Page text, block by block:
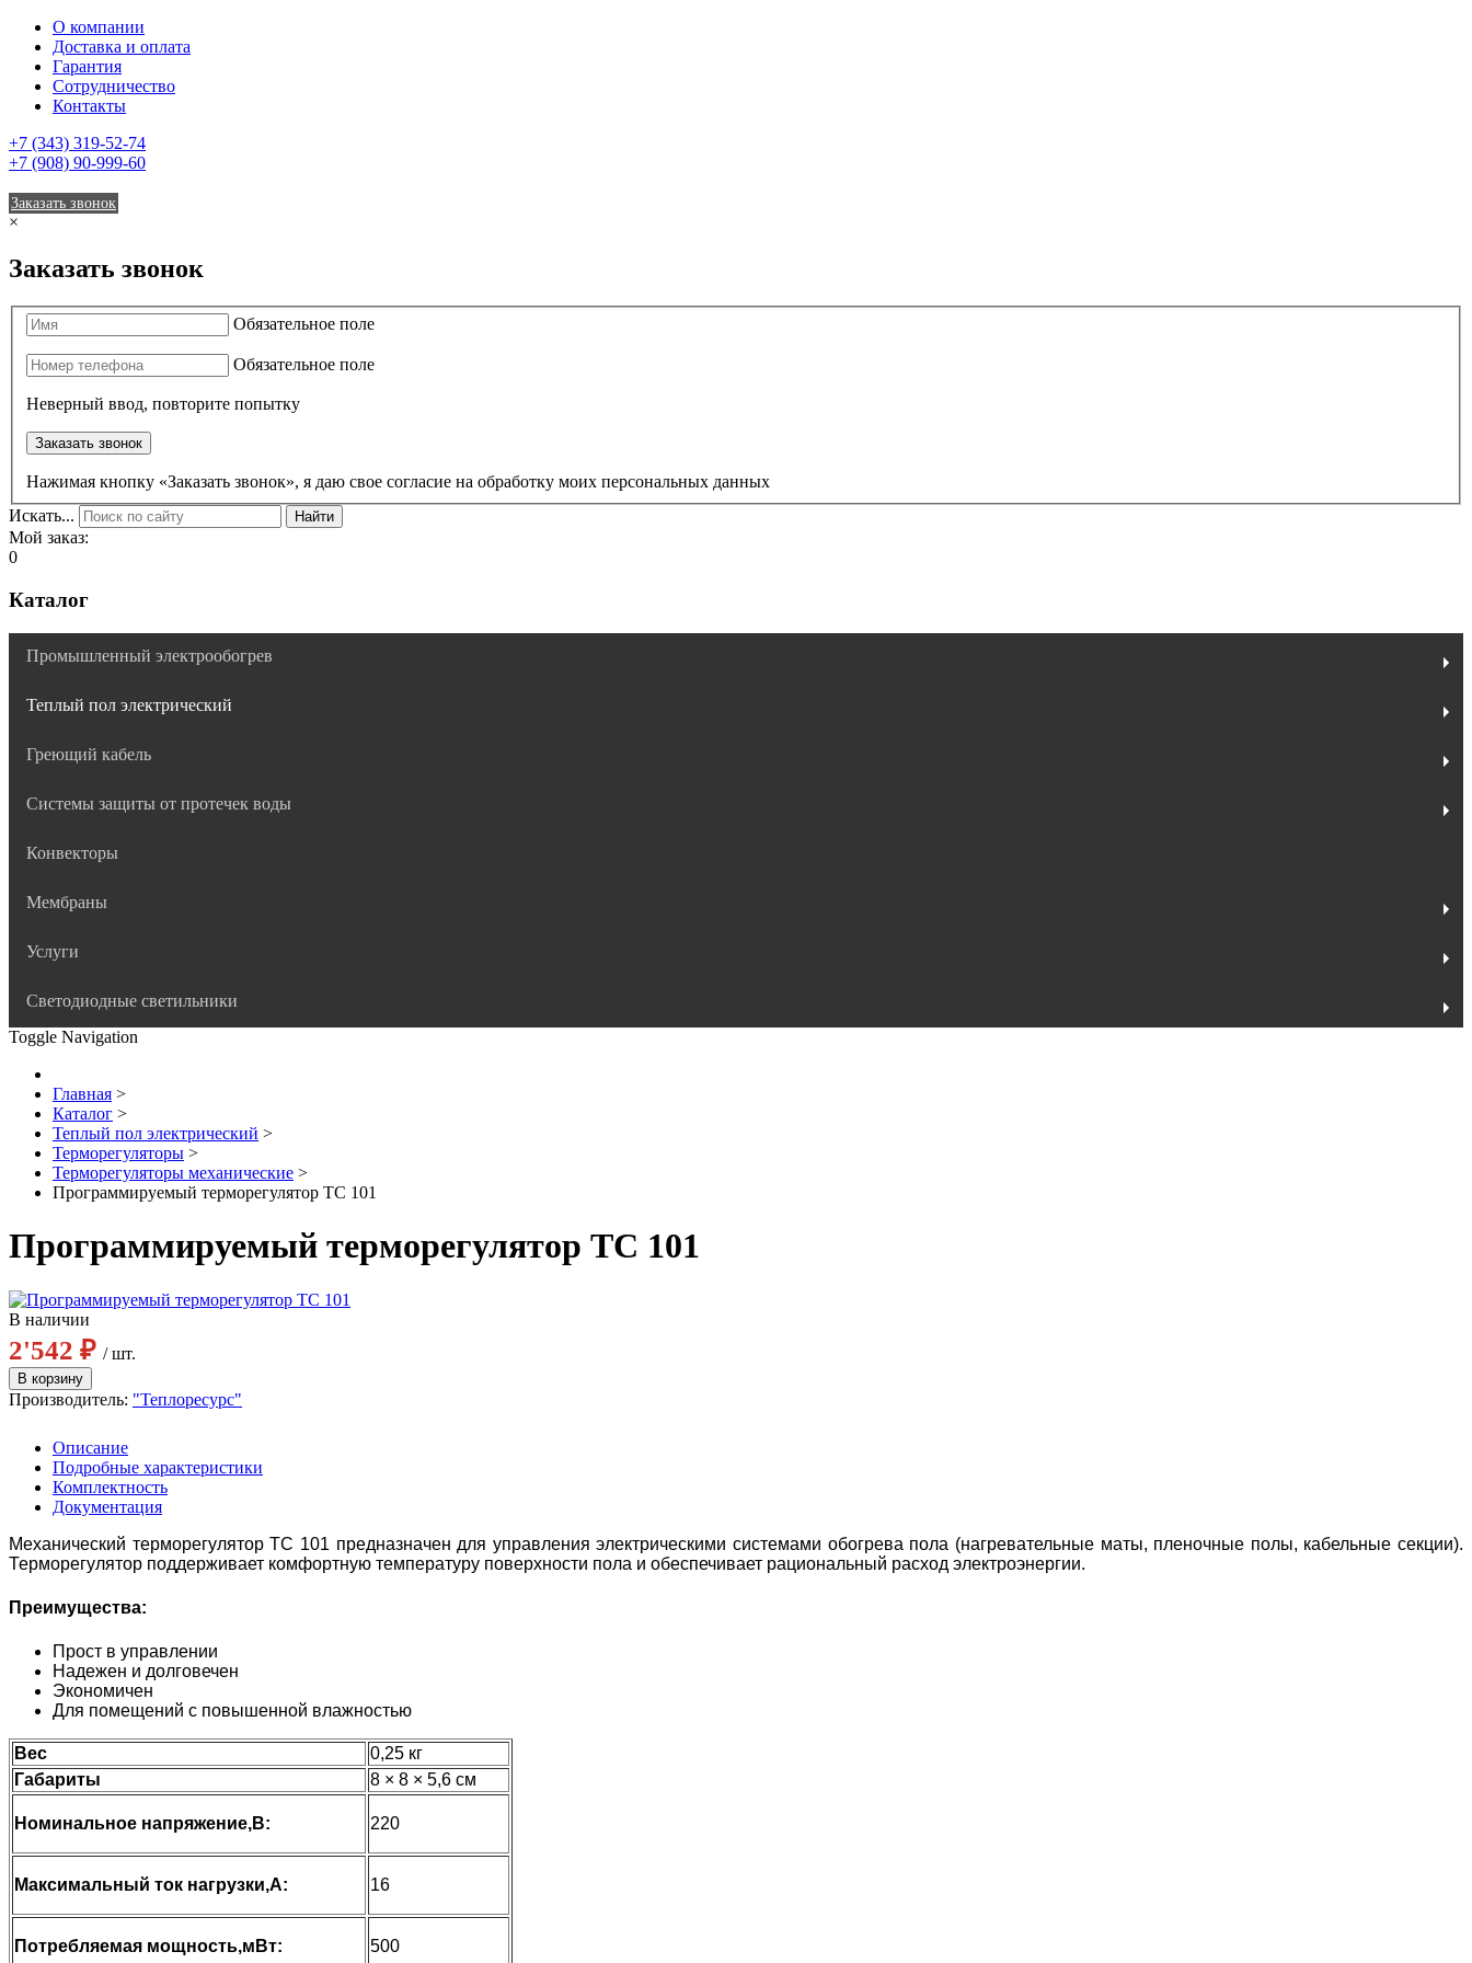
О компании
Доставка и оплата
Гарантия
Сотрудничество
Контакты
+7 (343) 319-52-74
+7 (908) 90-999-60
Заказать звонок
×
Заказать звонок
Обязательное поле
Обязательное поле
Неверный ввод, повторите попытку
Заказать звонок
Нажимая кнопку «Заказать звонок», я даю свое согласие на обработку моих персональных данных
Искать...
Найти
Мой заказ:
0
Каталог
Промышленный электрообогрев
Теплый пол электрический
Греющий кабель
Системы защиты от протечек воды
Конвекторы
Мембраны
Услуги
Светодиодные светильники
Toggle Navigation
Главная >
Каталог >
Теплый пол электрический >
Терморегуляторы >
Терморегуляторы механические >
Программируемый терморегулятор ТС 101
Программируемый терморегулятор ТС 101
В наличии
2'542 ₽ / шт.
Производитель: "Теплоресурс"
Описание
Подробные характеристики
Комплектность
Документация
Механический терморегулятор ТС 101 предназначен для управления электрическими системами обогрева пола (нагревательные маты, пленочные полы, кабельные секции).
Терморегулятор поддерживает комфортную температуру поверхности пола и обеспечивает рациональный расход электроэнергии.
Преимущества:
Прост в управлении
Надежен и долговечен
Экономичен
Для помещений с повышенной влажностью
Вес
0,25 кг
Габариты
8 × 8 × 5,6 см
Номинальное напряжение,В: 220
Максимальный ток нагрузки,А: 16
Потребляемая мощность,мВт: 500